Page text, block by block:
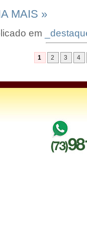
MAIS »
em
1 2 3 4